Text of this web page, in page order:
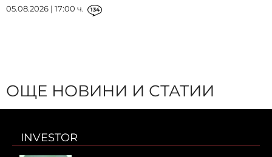
05.08.2026 | 17:00 ч. 134
ОЩЕ НОВИНИ И СТАТИИ
INVESTOR